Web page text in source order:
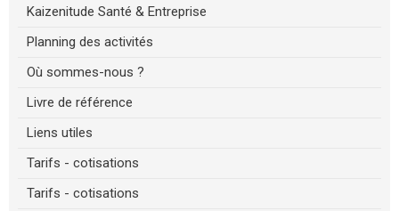
Kaizenitude Santé & Entreprise
Planning des activités
Où sommes-nous ?
Livre de référence
Liens utiles
Tarifs - cotisations
Tarifs - cotisations